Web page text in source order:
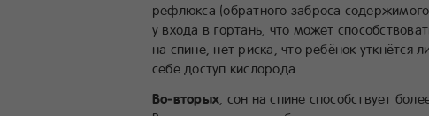
рефлюкса (обратного заброса
у входа в гортань, что может
на спине, нет риска, что ребёнок
себе доступ кислорода.
Во‑вторых, сон на спине способствует